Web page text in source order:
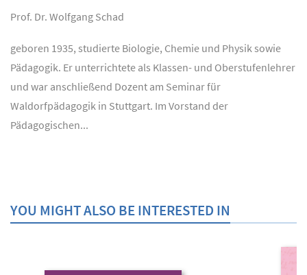
Prof. Dr. Wolfgang Schad
geboren 1935, studierte Biologie, Chemie und Physik sowie
Pädagogik. Er unterrichtete als Klassen- und Oberstufenlehrer
und war anschließend Dozent am Seminar für
Waldorfpädagogik in Stuttgart. Im Vorstand der
Pädagogischen...
YOU MIGHT ALSO BE INTERESTED IN